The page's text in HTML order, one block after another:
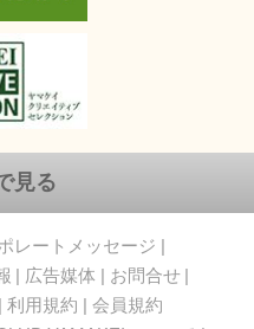
見る
レートメッセージ
広告媒体
お問合せ
利用規約
会員規約